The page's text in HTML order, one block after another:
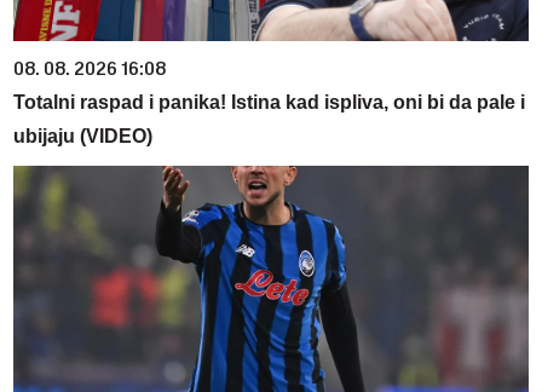
08. 08. 2026 16:08
Totalni raspad i panika! Istina kad ispliva, oni bi da pale i
ubijaju (VIDEO)